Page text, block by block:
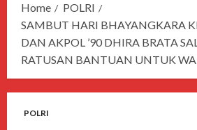
Home
POLRI
SAMBUT HARI BHAYANGKARA
DAN AKPOL ’90 DHIRA BRATA
RATUSAN BANTUAN UNTUK
POLRI